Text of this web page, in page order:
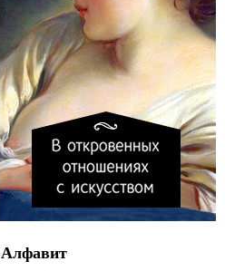
Алфавит